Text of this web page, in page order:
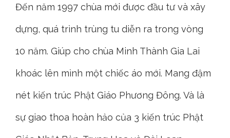
Đến năm 1997 chùa mới được đầu tư và xây
dựng, quá trình trùng tu diễn ra trong vòng
10 năm. Giúp cho chùa Minh Thành Gia Lai
khoác lên mình một chiếc áo mới. Mang đậm
nét kiến trúc Phật Giáo Phương Đông. Và là
sự giao thoa hoàn hảo của 3 kiến trúc Phật